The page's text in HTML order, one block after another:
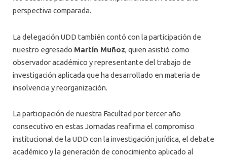
perspectiva comparada.
La delegación UDD también contó con la participación de
nuestro egresado Martín Muñoz, quien asistió como
observador académico y representante del trabajo de
investigación aplicada que ha desarrollado en materia de
insolvencia y reorganización.
La participación de nuestra Facultad por tercer año
consecutivo en estas Jornadas reafirma el compromiso
institucional de la UDD con la investigación jurídica, el debate
académico y la generación de conocimiento aplicado al